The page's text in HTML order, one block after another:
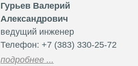
Гурьев Валерий
Александрович
ведущий инженер
Телефон: +7 (383) 330-25-72
подробнее ...